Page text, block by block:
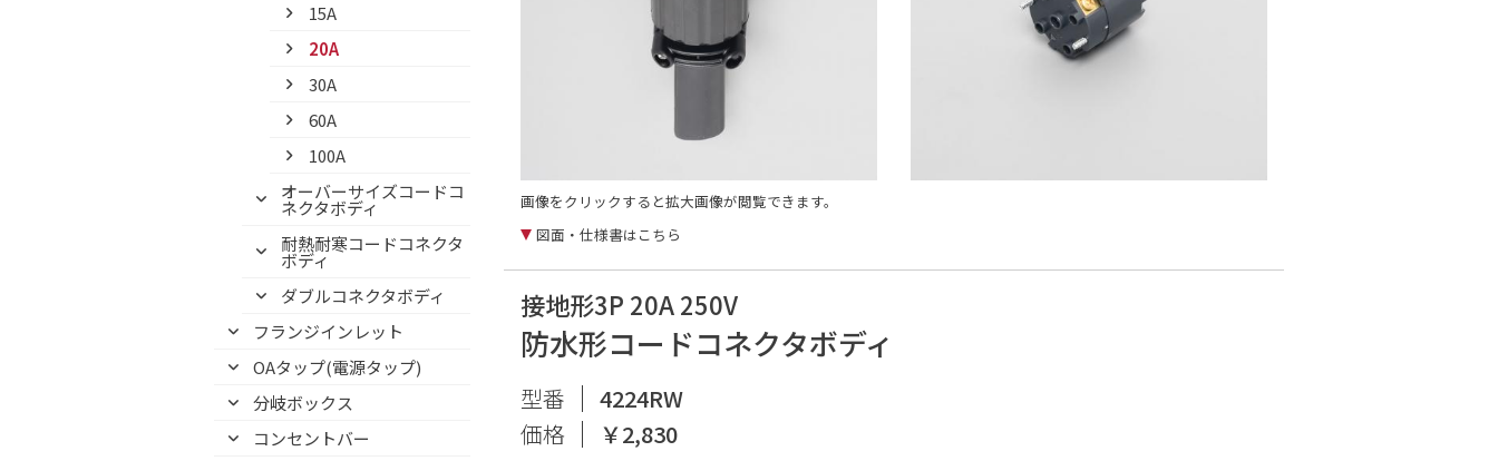
15A
20A
30A
60A
100A
オーバーサイズコードコ
ネクタボディ
耐熱耐寒コードコネクタ
ボディ
ダブルコネクタボディ
フランジインレット
OAタップ(電源タップ)
分岐ボックス
コンセントバー
画像をクリックすると拡大画像が閲覧できます。
図面・仕様書はこちら
接地形3P 20A 250V
防水形コードコネクタボディ
型番
4224RW
価格
￥2,830